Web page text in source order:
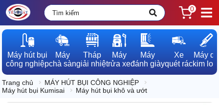
0
Máy hút bụi
công nghiệp
Máy
chà sàn
Tháp
giải nhiệt
Máy
rửa xe
Máy
đánh giày
Xe
quét rác
Máy dò
kim loại
Trang chủ
MÁY HÚT BỤI CÔNG NGHIỆP
Máy hút bụi Kumisai
Máy hút bụi khô và ướt